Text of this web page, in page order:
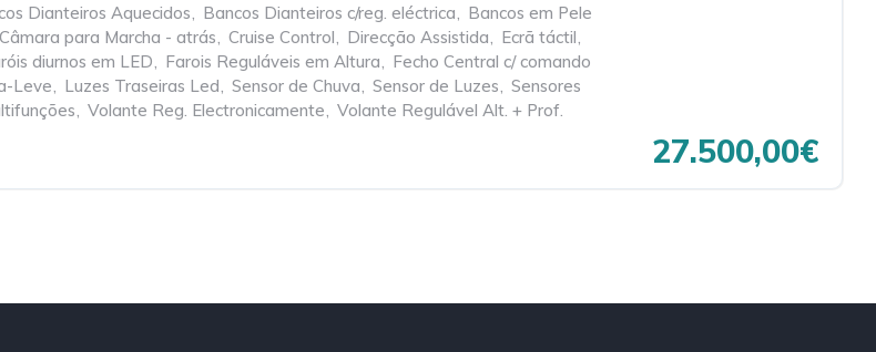
Dianteiros Aquecidos, Bancos Dianteiros c/reg. eléctrica, Bancos em Pele
Câmara para Marcha - atrás, Cruise Control, Direcção Assistida, Ecrã táctil,
diurnos em LED, Farois Reguláveis em Altura, Fecho Central c/ comando
Leve, Luzes Traseiras Led, Sensor de Chuva, Sensor de Luzes, Sensores
, Volante Reg. Electronicamente, Volante Regulável Alt. + Prof.
27.500,00€